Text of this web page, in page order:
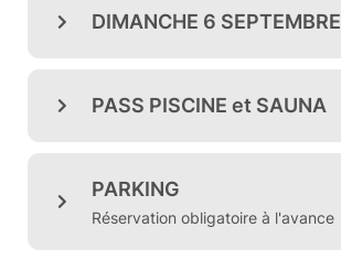
DIMANCHE 6 SEPTEMBRE
PASS PISCINE et SAUNA
PARKING
Réservation obligatoire à l'avance